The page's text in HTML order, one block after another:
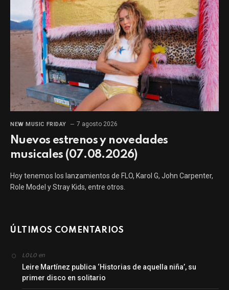
NEW MUSIC FRIDAY 7 agosto 2026
Nuevos estrenos y novedades
musicales (07.08.2026)
Hoy tenemos los lanzamientos de FLO, Karol G, John Carpenter,
Role Model y Stray Kids, entre otros.
ÚLTIMOS COMENTARIOS
LOLO en
Leire Martínez publica ‘Historias de aquella niña’, su
primer disco en solitario